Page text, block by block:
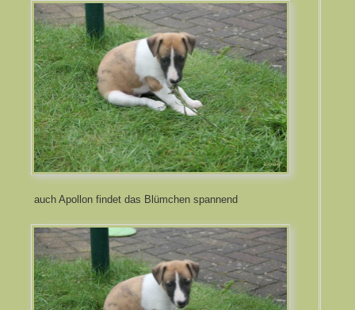
auch Apollon findet das Blümchen spannend